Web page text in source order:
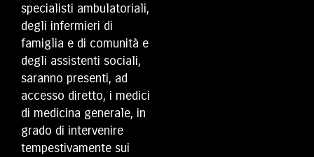
specialisti ambulatoriali,
degli infermieri di
famiglia e di comunità e
degli assistenti sociali,
saranno presenti, ad
accesso diretto, i medici
di medicina generale, in
grado di intervenire
tempestivamente sui